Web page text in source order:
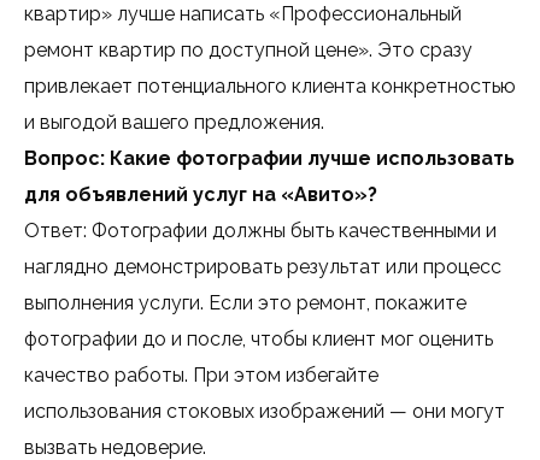
квартир» лучше написать «Профессиональный
ремонт квартир по доступной цене». Это сразу
привлекает потенциального клиента конкретностью
и выгодой вашего предложения.
Вопрос: Какие фотографии лучше использовать
для объявлений услуг на «Авито»?
Ответ: Фотографии должны быть качественными и
наглядно демонстрировать результат или процесс
выполнения услуги. Если это ремонт, покажите
фотографии до и после, чтобы клиент мог оценить
качество работы. При этом избегайте
использования стоковых изображений — они могут
вызвать недоверие.